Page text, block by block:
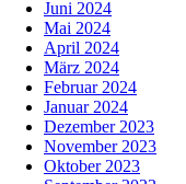
Juni 2024
Mai 2024
April 2024
März 2024
Februar 2024
Januar 2024
Dezember 2023
November 2023
Oktober 2023